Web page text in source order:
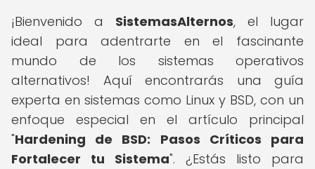
¡Bienvenido a SistemasAlternos, el lugar
ideal para adentrarte en el fascinante
mundo de los sistemas operativos
alternativos! Aquí encontrarás una guía
experta en sistemas como Linux y BSD, con un
enfoque especial en el artículo principal
"Hardening de BSD: Pasos Críticos para
Fortalecer tu Sistema". ¿Estás listo para